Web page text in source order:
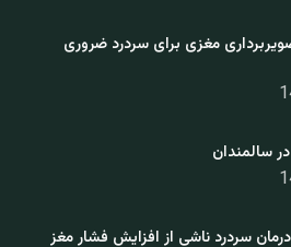
مغزی برای سردرد ضروری
سالمندان
سردرد ناشی از افزایش فشار مغز